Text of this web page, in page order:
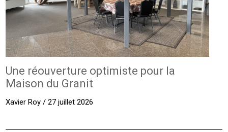
Une réouverture optimiste pour la
Maison du Granit
Xavier Roy / 27 juillet 2026